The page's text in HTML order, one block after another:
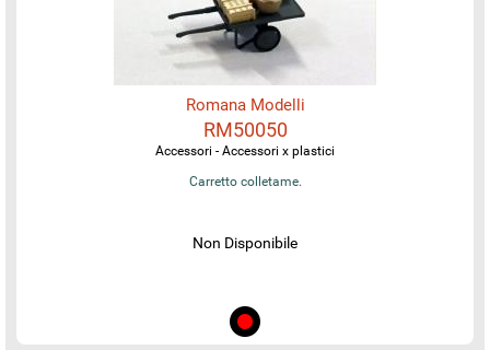
Romana Modelli
RM50050
Accessori - Accessori x plastici
Carretto colletame.
Non Disponibile